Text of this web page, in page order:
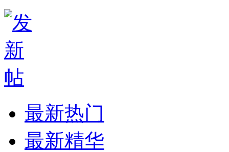
最新热门
最新精华